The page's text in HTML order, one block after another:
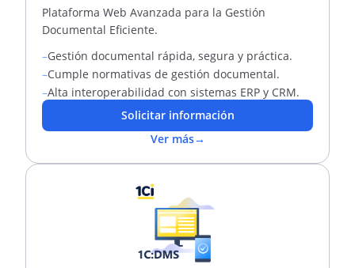
Plataforma Web Avanzada para la Gestión
Documental Eficiente.
–Gestión documental rápida, segura y práctica.
–Cumple normativas de gestión documental.
–Alta interoperabilidad con sistemas ERP y CRM.
Solicitar información
Ver más→